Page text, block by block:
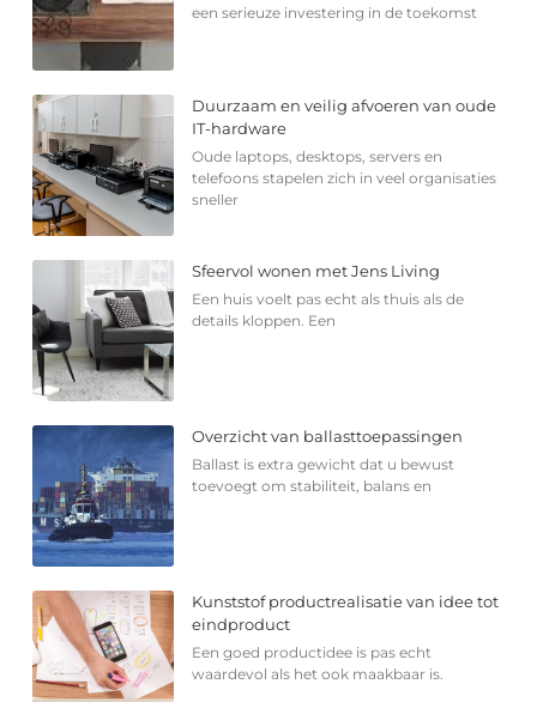
een serieuze investering in de toekomst
Duurzaam en veilig afvoeren van oude
IT-hardware
Oude laptops, desktops, servers en
telefoons stapelen zich in veel organisaties
sneller
Sfeervol wonen met Jens Living
Een huis voelt pas echt als thuis als de
details kloppen. Een
Overzicht van ballasttoepassingen
Ballast is extra gewicht dat u bewust
toevoegt om stabiliteit, balans en
Kunststof productrealisatie van idee tot
eindproduct
Een goed productidee is pas echt
waardevol als het ook maakbaar is.